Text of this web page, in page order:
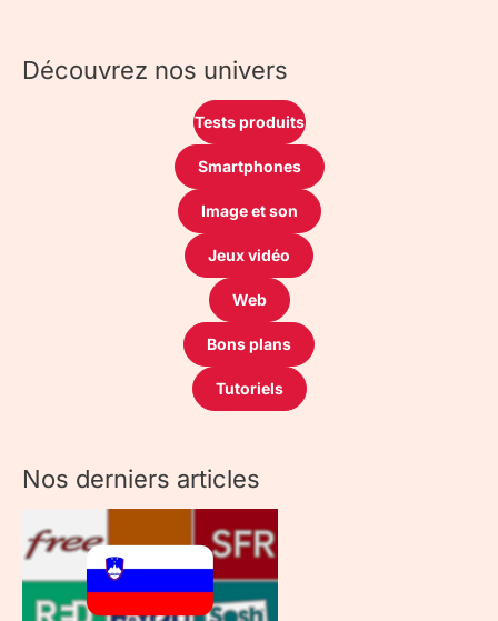
Découvrez nos univers
Tests produits
Smartphones
Image et son
Jeux vidéo
Web
Bons plans
Tutoriels
Nos derniers articles